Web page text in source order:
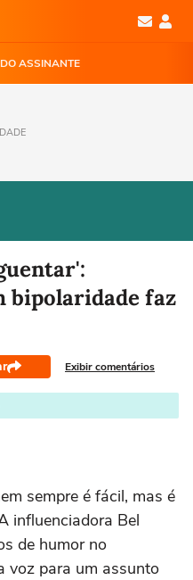
ASSINANTE
bipolaridade faz
Exibir comentários
sempre é fácil, mas é
influenciadora Bel
de humor no
voz para um assunto